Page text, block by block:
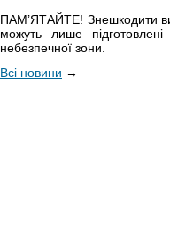
ПАМ’ЯТАЙТЕ! Знешкодити
можуть лише
небезпечної зони.
Всі новини →